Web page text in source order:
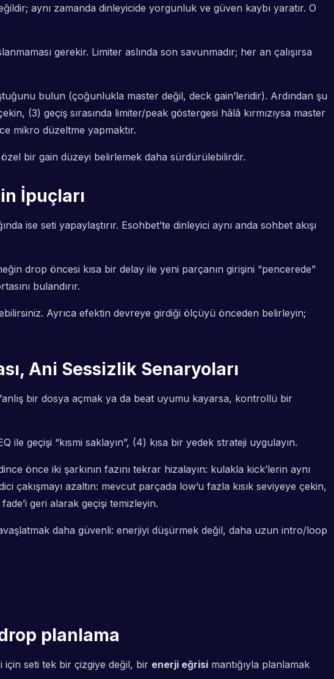
aynı zamanda dinleyicide yorgunluk ve güven kaybı yaratır. O
gerekir. Limiter aslında son savunmadır; her an çalışırsa
bulun (çoğunlukla master değil, deck gain’leridir). Ardından şu
(3) geçiş sırasında limiter/peak göstergesi hâlâ kırmızıysa master
mikro düzeltme yapmaktır.
bir gain düzeyi belirlemek daha sürdürülebilirdir.
İpuçları
ise seti yapaylaştırır. Esohbet’te dinleyici aynı anda sohbet akışı
drop öncesi kısa bir delay ile yeni parçanın girişini “pencerede”
bulandırır.
Ayrıca efektin devreye girdiği ölçüyü önceden belirleyin;
Ani Sessizlik Senaryoları
bir dosya açmak ya da beat uyumu kayarsa, kontrollü bir
geçişi “kısmi saklayın”, (4) kısa bir yedek strateji uygulayın.
önce iki şarkının fazını tekrar hizalayın: kulakla kick’lerin aynı
çakışmayı azaltın: mevcut parçada low’u fazla kısık seviyeye çekin,
geri alarak geçişi temizleyin.
daha güvenli: enerjiyi düşürmek değil, daha uzun intro/loop
planlama
için seti tek bir çizgiye değil, bir enerji eğrisi mantığıyla planlamak